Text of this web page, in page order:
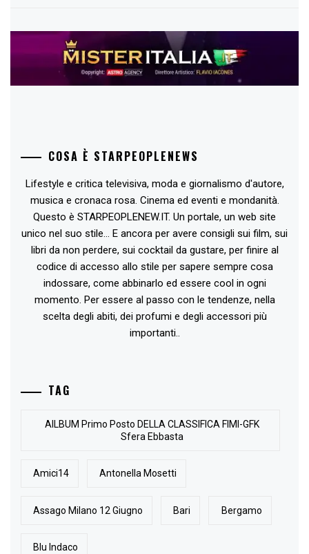
COSA È STARPEOPLENEWS
Lifestyle e critica televisiva, moda e giornalismo d'autore,
musica e cronaca rosa. Cinema ed eventi e mondanità.
Questo è STARPEOPLENEW.IT. Un portale, un web site
unico nel suo stile... E ancora per avere consigli sui film, sui
libri da non perdere, sui cocktail da gustare, per finire al
codice di accesso allo stile per sapere sempre cosa
indossare, come abbinarlo ed essere cool in ogni
momento. Per essere al passo con le tendenze, nella
scelta degli abiti, dei profumi e degli accessori più
importanti..
TAG
AlLBUM Primo Posto DELLA CLASSIFICA FIMI-GFK
Sfera Ebbasta
Amici14 Antonella Mosetti
Assago Milano 12 Giugno Bari Bergamo
Blu Indaco